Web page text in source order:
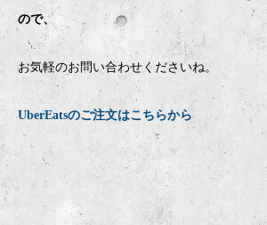
ので、
お気軽のお問い合わせくださいね。
UberEatsのご注文はこちらから